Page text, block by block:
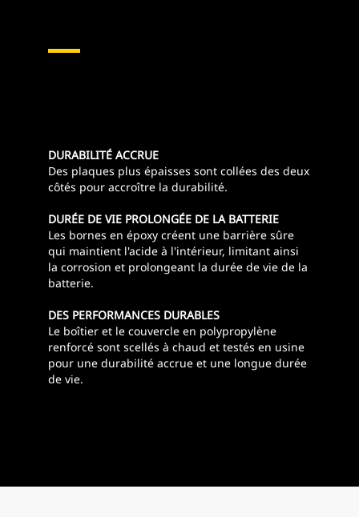
DURABILITÉ ACCRUE
Des plaques plus épaisses sont collées des deux
côtés pour accroître la durabilité.
DURÉE DE VIE PROLONGÉE DE LA BATTERIE
Les bornes en époxy créent une barrière sûre
qui maintient l'acide à l'intérieur, limitant ainsi
la corrosion et prolongeant la durée de vie de la
batterie.
DES PERFORMANCES DURABLES
Le boîtier et le couvercle en polypropylène
renforcé sont scellés à chaud et testés en usine
pour une durabilité accrue et une longue durée
de vie.